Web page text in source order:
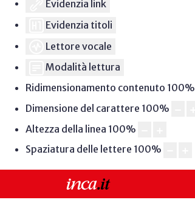
Evidenzia link
Evidenzia titoli
Lettore vocale
Modalità lettura
Ridimensionamento contenuto 100%
Dimensione del carattere 100%
Altezza della linea 100%
Spaziatura delle lettere 100%